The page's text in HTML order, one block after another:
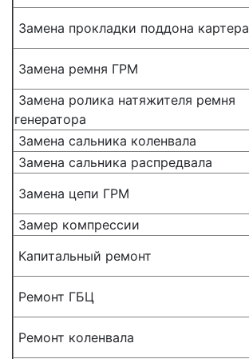
Замена прокладки поддона картера
Замена ремня ГРМ
Замена ролика натяжителя ремня
генератора
Замена сальника коленвала
Замена сальника распредвала
Замена цепи ГРМ
Замер компрессии
Капитальный ремонт
Ремонт ГБЦ
Ремонт коленвала